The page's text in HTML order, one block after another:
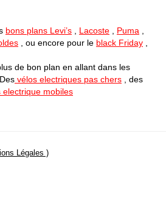
bons plans Levi’s Lacoste Puma
, ou encore pour le black Friday
de bon plan en allant dans les
vélos electriques pas chers , des
electrique mobiles
Légales )